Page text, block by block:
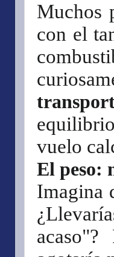
Muchos
con el
vuelo
El peso:
Imagina